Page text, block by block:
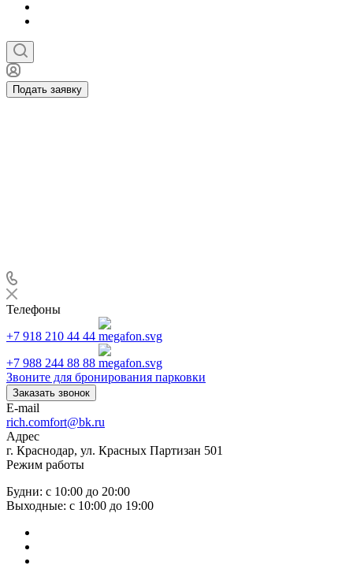
Подать заявку
Телефоны
+7 918 210 44 44
+7 988 244 88 88
Звоните для бронирования парковки
Заказать звонок
E-mail
rich.comfort@bk.ru
Адрес
г. Краснодар, ул. Красных Партизан 501
Режим работы
Будни: с 10:00 до 20:00
Выходные: с 10:00 до 19:00